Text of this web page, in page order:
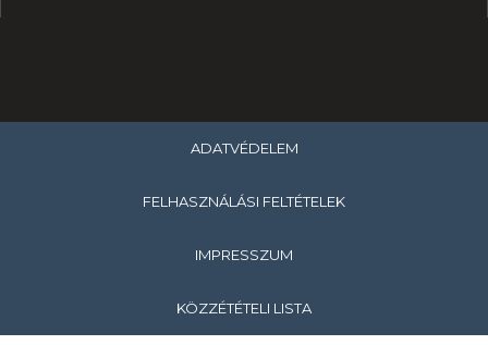
ADATVÉDELEM
FELHASZNÁLÁSI FELTÉTELEK
IMPRESSZUM
KÖZZÉTÉTELI LISTA